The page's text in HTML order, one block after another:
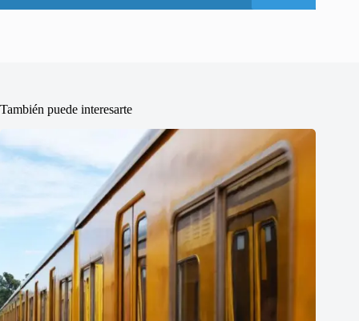
También puede interesarte